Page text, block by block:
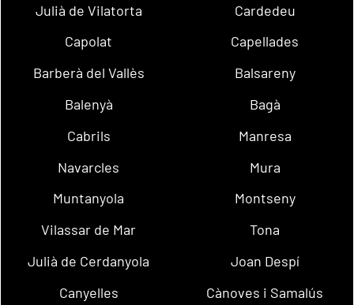
Julià de Vilatorta
Cardedeu
Capolat
Capellades
Barberà del Vallès
Balsareny
Balenyà
Bagà
Cabrils
Manresa
Navarcles
Mura
Muntanyola
Montseny
Vilassar de Mar
Tona
Julià de Cerdanyola
Joan Despí
Canyelles
Cànoves i Samalús